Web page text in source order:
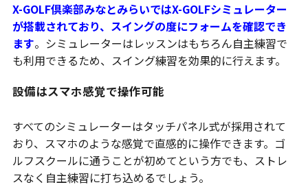
X-GOLF倶楽部みなとみらいではX-GOLFシミュレーター
が搭載されており、スイングの度にフォームを確認でき
ます。シミュレーターはレッスンはもちろん自主練習で
も利用できるため、スイング練習を効果的に行えます。
設備はスマホ感覚で操作可能
すべてのシミュレーターはタッチパネル式が採用されて
おり、スマホのような感覚で直感的に操作できます。ゴ
ルフスクールに通うことが初めてという方でも、ストレ
スなく自主練習に打ち込めるでしょう。